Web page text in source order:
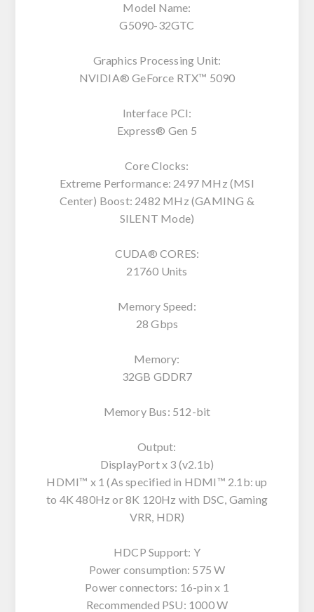
Model Name:
G5090-32GTC
Graphics Processing Unit:
NVIDIA® GeForce RTX™ 5090
Interface PCI:
Express® Gen 5
Core Clocks:
Extreme Performance: 2497 MHz (MSI
Center) Boost: 2482 MHz (GAMING &
SILENT Mode)
CUDA® CORES:
21760 Units
Memory Speed:
28 Gbps
Memory:
32GB GDDR7
Memory Bus: 512-bit
Output:
DisplayPort x 3 (v2.1b)
HDMI™ x 1 (As specified in HDMI™ 2.1b: up
to 4K 480Hz or 8K 120Hz with DSC, Gaming
VRR, HDR)
HDCP Support: Y
Power consumption: 575 W
Power connectors: 16-pin x 1
Recommended PSU: 1000 W